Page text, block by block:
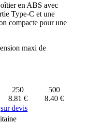
en ABS avec
Type-C et une
compacte pour une
maxi de
250
500
8.81 €
8.40 €
sur devis